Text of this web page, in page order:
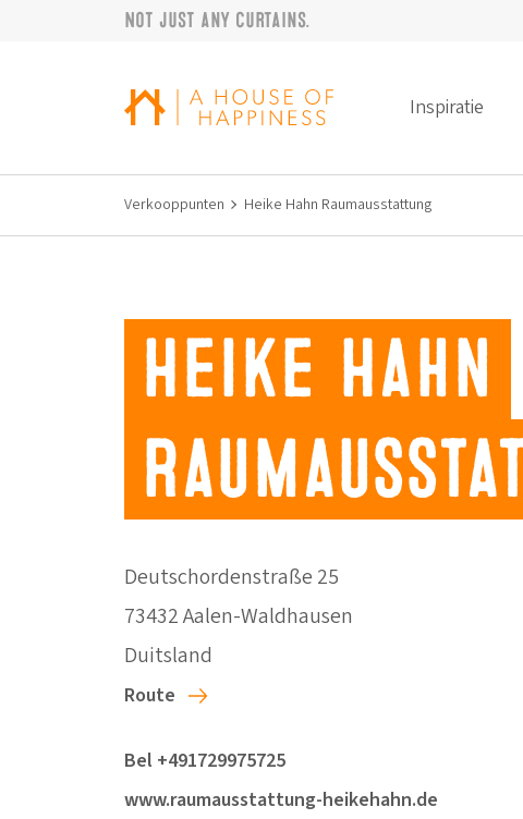
Verder naar navigatie
Ga naar hoofdinhoudNot just any curtains.
Inspiratie
Verkooppunten Heike Hahn Raumausstattung
Heike Hahn
Deutschordenstraße 25
73432 Aalen-Waldhausen
Duitsland
Route
Bel +491729975725
www.raumausstattung-heikehahn.de